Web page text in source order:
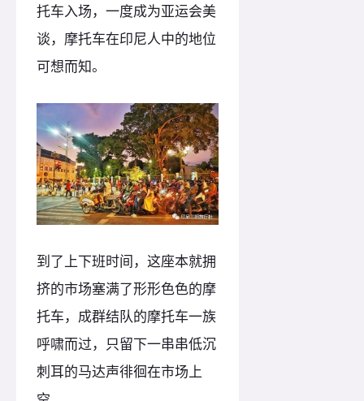
托车入场，一度成为亚运会美
谈，摩托车在印尼人中的地位
可想而知。
到了上下班时间，这座本就拥
挤的市场塞满了形形色色的摩
托车，成群结队的摩托车一族
呼啸而过，只留下一串串低沉
刺耳的马达声徘徊在市场上